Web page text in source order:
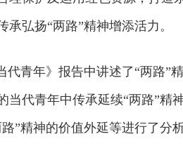
弘扬“两路”精神增添活力。
代青年》报告中讲述了“两路
代青年中传承延续“两路”精
”精神的价值外延等进行了分析